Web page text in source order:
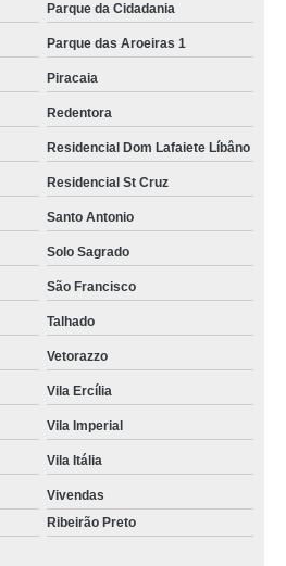
Parque da Cidadania
Parque das Aroeiras 1
Piracaia
Redentora
Residencial Dom Lafaiete Líbâno
Residencial St Cruz
Santo Antonio
Solo Sagrado
São Francisco
Talhado
Vetorazzo
Vila Ercília
Vila Imperial
Vila Itália
Vivendas
Ribeirão Preto